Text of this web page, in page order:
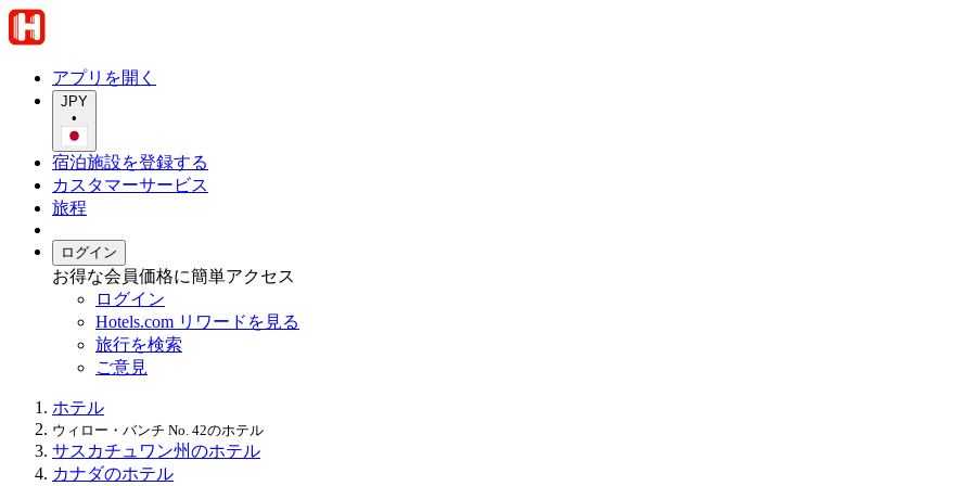
アプリを開く
JPY
•
宿泊施設を登録する
カスタマーサービス
旅程
ログイン
お得な会員価格に簡単アクセス
ログイン
Hotels.com リワードを見る
旅行を検索
ご意見
ホテル
ウィロー・バンチ No. 42のホテル
サスカチュワン州のホテル
カナダのホテル